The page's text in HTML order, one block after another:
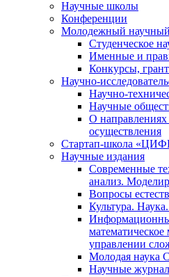
Научные школы
Конференции
Молодежный
Студенческое
Именные и
Конкурсы,
Научно-
Научно-
Научные
О
осуществления
Стартап-школа
Научные издания
Современные
анализ.
Вопросы
Культура.
управлении
Молодая наука
Научные